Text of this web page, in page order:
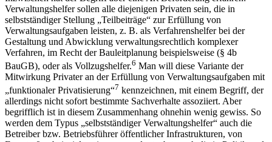
Verwaltungshelfer sollen alle diejenigen Privaten sein, die in
selbstständiger Stellung „Teilbeiträge“ zur Erfüllung von
Verwaltungsaufgaben leisten, z. B. als Verfahrenshelfer bei der
Gestaltung und Abwicklung verwaltungsrechtlich komplexer
Verfahren, im Recht der Bauleitplanung beispielsweise (§ 4b
BauGB), oder als Vollzugshelfer.6 Man will diese Variante der
Mitwirkung Privater an der Erfüllung von Verwaltungsaufgaben mit
„funktionaler Privatisierung“7 kennzeichnen, mit einem Begriff, der
allerdings nicht sofort bestimmte Sachverhalte assoziiert. Aber
begrifflich ist in diesem Zusammenhang ohnehin wenig gewiss. So
werden dem Typus „selbstständiger Verwaltungshelfer“ auch die
Betreiber bzw. Betriebsführer öffentlicher Infrastrukturen, von